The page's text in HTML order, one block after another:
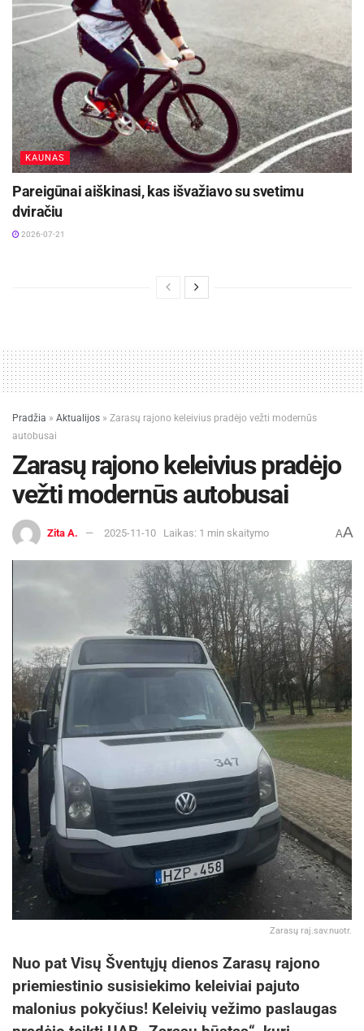
KAUNAS
Pareigūnai aiškinasi, kas išvažiavo su svetimu
dviračiu
2026-07-21
Pradžia » Aktualijos » Zarasų rajono keleivius pradėjo vežti modernūs
autobusai
Zarasų rajono keleivius pradėjo
vežti modernūs autobusai
Zita A. 2025-11-10 Laikas: 1 min skaitymo AA
Zarasų raj.sav.nuotr.
Nuo pat Visų Šventųjų dienos Zarasų rajono
priemiestinio susisiekimo keleiviai pajuto
malonius pokyčius! Keleivių vežimo paslaugas